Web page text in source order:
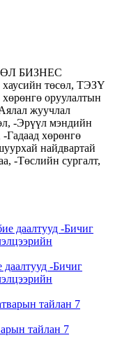
БИЗНЕС
төсөл, ТЭЗҮ
оруулалтын
жуучлал
-Эрүүл мэндийн
-Гадаад хөрөнгө
найдвартай
-Төслийн сургалт,
-Бичиг
тайлан 7